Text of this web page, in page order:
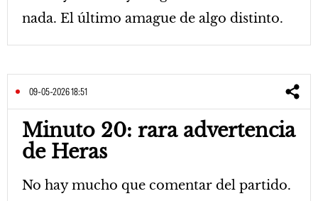
nada. El último amague de algo distinto.
09-05-2026 18:51
Minuto 20: rara advertencia
de Heras
No hay mucho que comentar del partido.